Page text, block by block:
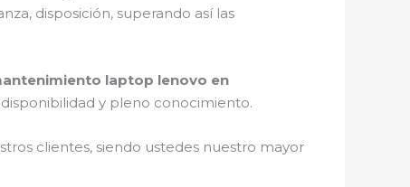
disposición, superando así las
laptop lenovo en
y pleno conocimiento.
clientes, siendo ustedes nuestro mayor